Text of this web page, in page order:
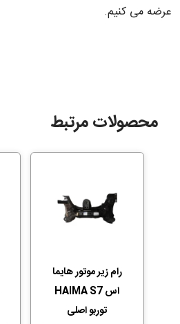
عرضه می کنیم.
محصولات مرتبط
رام زیر موتور هایما
اس HAIMA S7
توربو اصلی